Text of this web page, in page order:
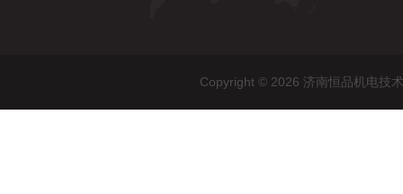
Copyright © 2026 济南恒品机电技